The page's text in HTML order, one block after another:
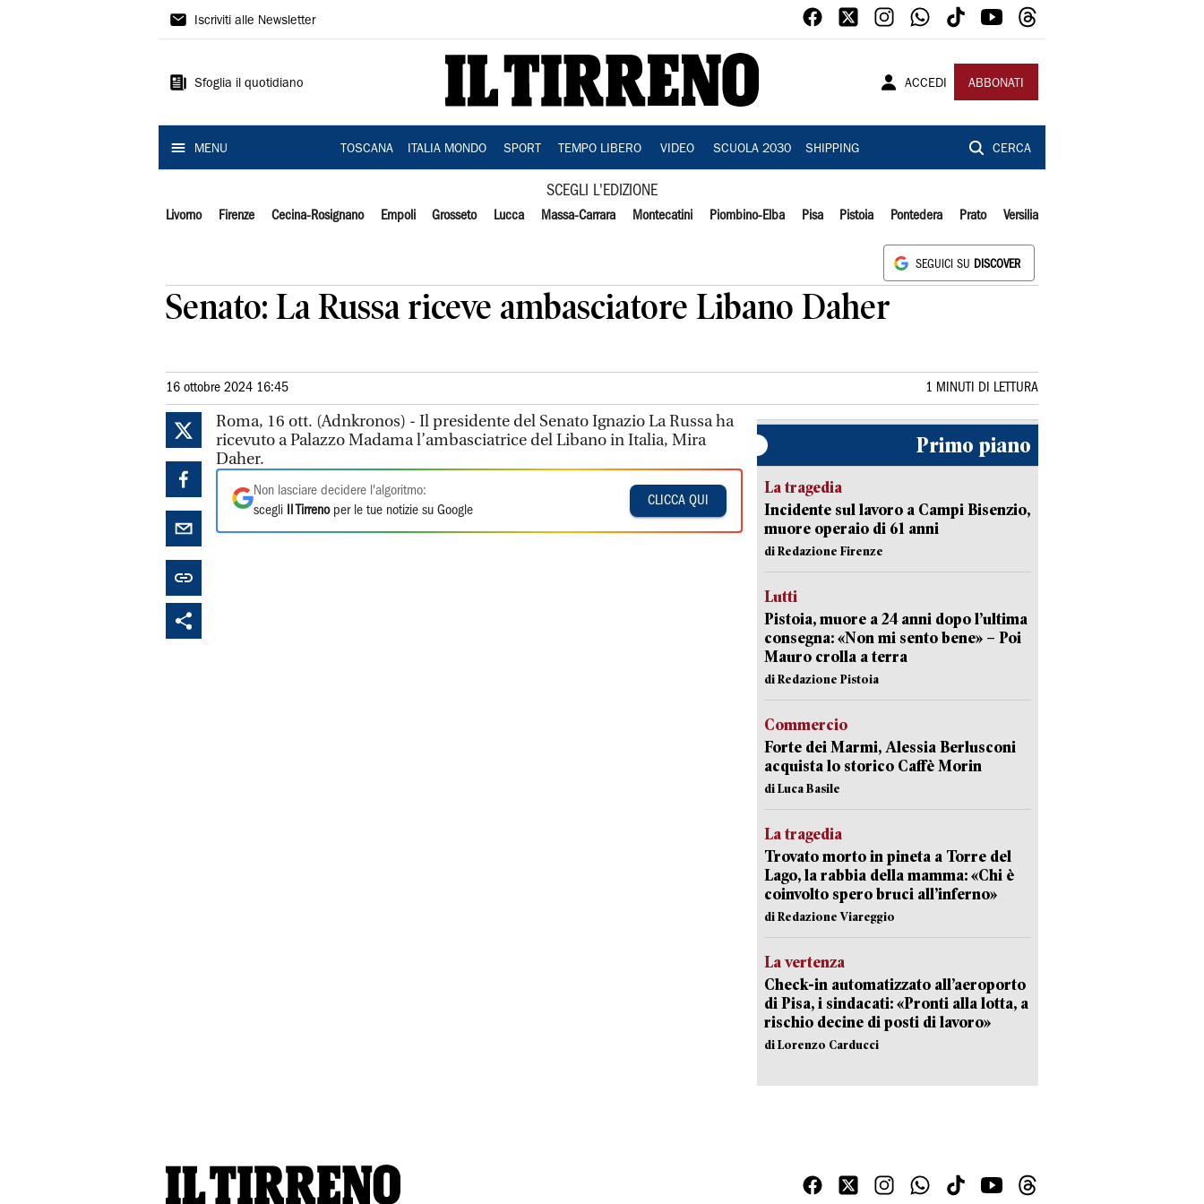
Il
Iscriviti alle Newsletter
Sfoglia il quotidiano ACCEDI ABBONATI
MENU TOSCANA ITALIA MONDO SPORT TEMPO LIBERO VIDEO SCUOLA 2030 SHIPPING CERCA
SCEGLI L'EDIZIONE
Livorno Firenze Cecina-Rosignano Empoli Grosseto Lucca Massa-Carrara Montecatini Piombino-Elba Pisa Pistoia Pontedera Prato Versilia
SEGUICI SU DISCOVER
Senato: La Russa riceve ambasciatore Libano Daher
16 ottobre 2024 16:45 1 MINUTI DI LETTURA
Roma, 16 ott. (Adnkronos) - Il presidente del Senato Ignazio La Russa ha
ricevuto a Palazzo Madama l’ambasciatrice del Libano in Italia, Mira
Daher.
Non lasciare decidere l'algoritmo:
scegli
Il Tirrenoper le tue notizie su Google
CLICCA QUI
Primo piano
La tragedia
Incidente sul lavoro a Campi Bisenzio,
muore operaio di 61 anni
di Redazione Firenze
Lutti
Pistoia, muore a 24 anni dopo l’ultima
consegna: «Non mi sento bene» – Poi
Mauro crolla a terra
di Redazione Pistoia
Commercio
Forte dei Marmi, Alessia Berlusconi
acquista lo storico Caffè Morin
di Luca Basile
La tragedia
Trovato morto in pineta a Torre del
Lago, la rabbia della mamma: «Chi è
coinvolto spero bruci all’inferno»
di Redazione Viareggio
La vertenza
Check-in automatizzato all’aeroporto
di Pisa, i sindacati: «Pronti alla lotta, a
rischio decine di posti di lavoro»
di Lorenzo Carducci